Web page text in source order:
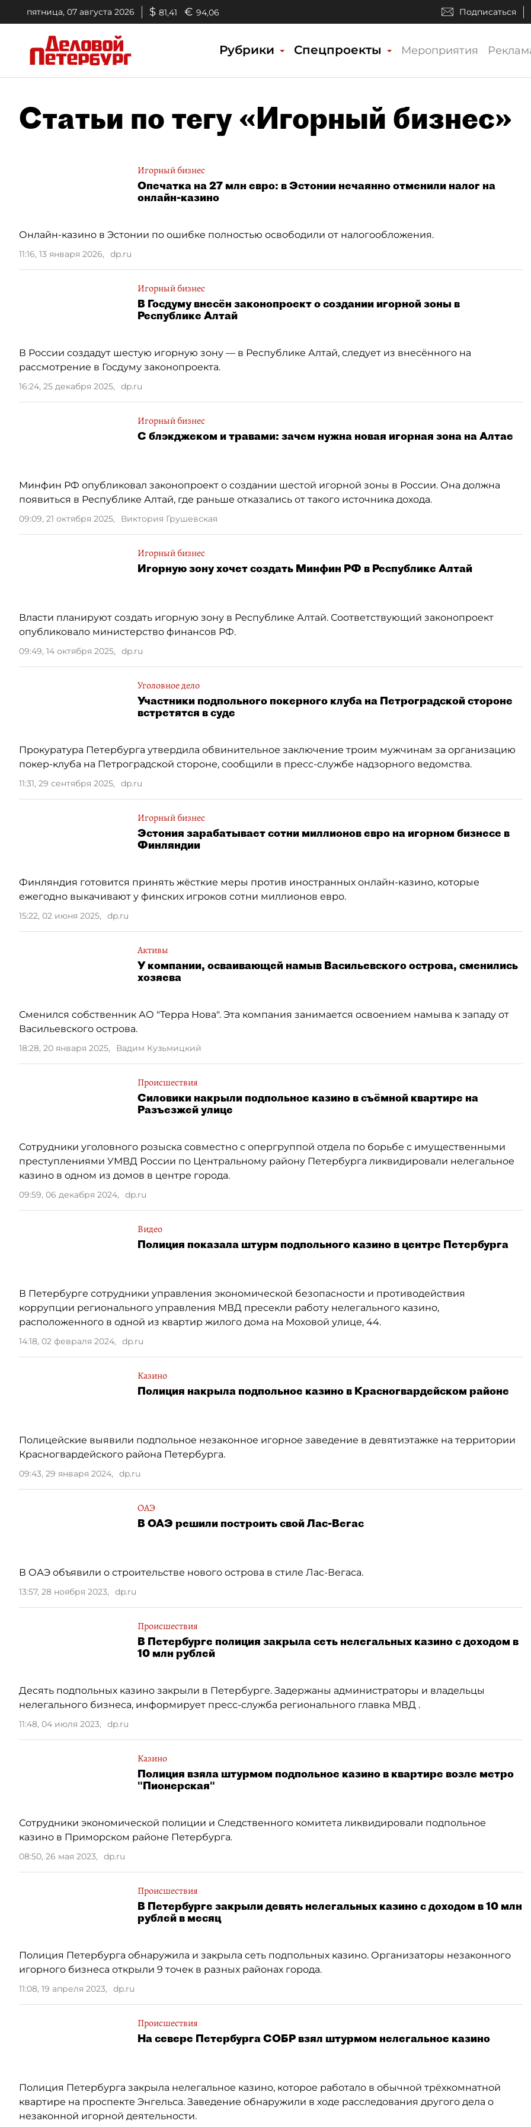
пятница, 07 августа 2026 $ 81,41 € 94,06 Подписаться
Рубрики Спецпроекты Мероприятия
Статьи по тегу «Игорный бизнес»
Игорный бизнес
Опечатка на 27 млн евро: в Эстонии нечаянно отменили налог на
онлайн-казино
Онлайн-казино в Эстонии по ошибке полностью освободили от налогообложения.
11:16, 13 января 2026, dp.ru
Игорный бизнес
В Госдуму внесён законопроект о создании игорной зоны в
Республике Алтай
В России создадут шестую игорную зону — в Республике Алтай, следует из внесённого на
рассмотрение в Госдуму законопроекта.
16:24, 25 декабря 2025, dp.ru
Игорный бизнес
С блэкджеком и травами: зачем нужна новая игорная зона на Алтае
Минфин РФ опубликовал законопроект о создании шестой игорной зоны в России. Она должна
появиться в Республике Алтай, где раньше отказались от такого источника дохода.
09:09, 21 октября 2025, Виктория Грушевская
Игорный бизнес
Игорную зону хочет создать Минфин РФ в Республике Алтай
Власти планируют создать игорную зону в Республике Алтай. Соответствующий законопроект
опубликовало министерство финансов РФ.
09:49, 14 октября 2025, dp.ru
Уголовное дело
Участники подпольного покерного клуба на Петроградской стороне
встретятся в суде
Прокуратура Петербурга утвердила обвинительное заключение троим мужчинам за организацию
покер-клуба на Петроградской стороне, сообщили в пресс-службе надзорного ведомства.
11:31, 29 сентября 2025, dp.ru
Игорный бизнес
Эстония зарабатывает сотни миллионов евро на игорном бизнесе в
Финляндии
Финляндия готовится принять жёсткие меры против иностранных онлайн-казино, которые
ежегодно выкачивают у финских игроков сотни миллионов евро.
15:22, 02 июня 2025, dp.ru
Активы
У компании, осваивающей намыв Васильевского острова, сменились
хозяева
Сменился собственник АО "Терра Нова". Эта компания занимается освоением намыва к западу от
Васильевского острова.
18:28, 20 января 2025, Вадим Кузьмицкий
Происшествия
Силовики накрыли подпольное казино в съёмной квартире на
Разъезжей улице
Сотрудники уголовного розыска совместно с опергруппой отдела по борьбе с имущественными
преступлениями УМВД России по Центральному району Петербурга ликвидировали нелегальное
казино в одном из домов в центре города.
09:59, 06 декабря 2024, dp.ru
Видео
Полиция показала штурм подпольного казино в центре Петербурга
В Петербурге сотрудники управления экономической безопасности и противодействия
коррупции регионального управления МВД пресекли работу нелегального казино,
расположенного в одной из квартир жилого дома на Моховой улице, 44.
14:18, 02 февраля 2024, dp.ru
Казино
Полиция накрыла подпольное казино в Красногвардейском районе
Полицейские выявили подпольное незаконное игорное заведение в девятиэтажке на территории
Красногвардейского района Петербурга.
09:43, 29 января 2024, dp.ru
ОАЭ
В ОАЭ решили построить свой Лас-Вегас
В ОАЭ объявили о строительстве нового острова в стиле Лас-Вегаса.
13:57, 28 ноября 2023, dp.ru
Происшествия
В Петербурге полиция закрыла сеть нелегальных казино с доходом в
10 млн рублей
Десять подпольных казино закрыли в Петербурге. Задержаны администраторы и владельцы
нелегального бизнеса, информирует пресс-служба регионального главка МВД .
11:48, 04 июля 2023, dp.ru
Казино
Полиция взяла штурмом подпольное казино в квартире возле метро
"Пионерская"
Сотрудники экономической полиции и Следственного комитета ликвидировали подпольное
казино в Приморском районе Петербурга.
08:50, 26 мая 2023, dp.ru
Происшествия
В Петербурге закрыли девять нелегальных казино с доходом в 10 млн
рублей в месяц
Полиция Петербурга обнаружила и закрыла сеть подпольных казино. Организаторы незаконного
игорного бизнеса открыли 9 точек в разных районах города.
11:08, 19 апреля 2023, dp.ru
Происшествия
На севере Петербурга СОБР взял штурмом нелегальное казино
Полиция Петербурга закрыла нелегальное казино, которое работало в обычной трёхкомнатной
квартире на проспекте Энгельса. Заведение обнаружили в ходе расследования другого дела о
незаконной игорной деятельности.